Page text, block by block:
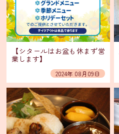
信
販
売
SNS
LINE
だ
ち
登
録
【シタールはお盆も休まず営
業します】
2024年 08月09日